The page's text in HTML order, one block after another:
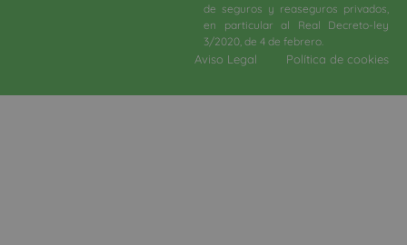
de seguros y reaseguros privados,
en particular al Real Decreto-ley
3/2020, de 4 de febrero.​
Aviso Legal Política de cookies